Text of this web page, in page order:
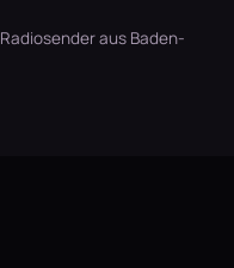
Radiosender aus Baden-